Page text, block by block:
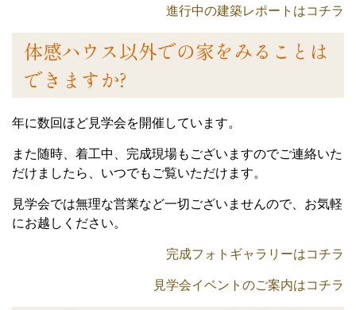
進行中の建築レポートはコチラ
体感ハウス以外での家をみることは
できますか?
年に数回ほど見学会を開催しています。
また随時、着工中、完成現場もございますのでご連絡いた
だけましたら、いつでもご覧いただけます。
見学会では無理な営業など一切ございませんので、お気軽
にお越しください。
完成フォトギャラリーはコチラ
見学会イベントのご案内はコチラ